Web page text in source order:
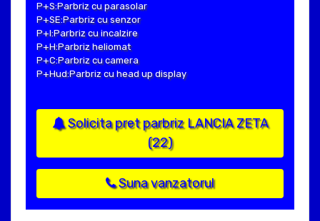
P+S:Parbriz cu parasolar
P+SE:Parbriz cu senzor
P+I:Parbriz cu incalzire
P+H:Parbriz heliomat
P+C:Parbriz cu camera
P+Hud:Parbriz cu head up display
Solicita pret parbriz LANCIA ZETA
(22)
Suna vanzatorul